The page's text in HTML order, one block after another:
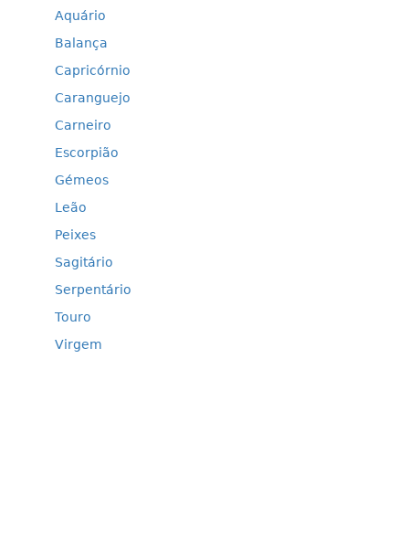
Aquário
Balança
Capricórnio
Caranguejo
Carneiro
Escorpião
Gémeos
Leão
Peixes
Sagitário
Serpentário
Touro
Virgem